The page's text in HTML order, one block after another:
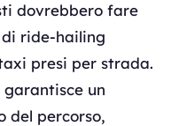
dovrebbero fare
ride-hailing
presi per strada.
garantisce un
del percorso,